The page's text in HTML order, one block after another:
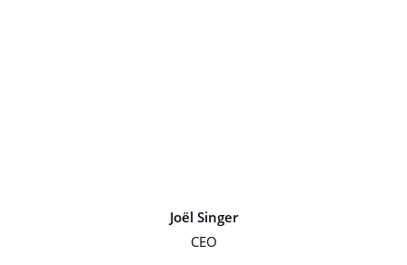
Joël Singer
CEO